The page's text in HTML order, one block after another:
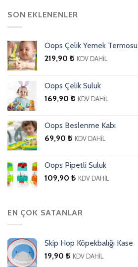
SON EKLENENLER
Oops Çelik Yemek Termosu
219,90 ₺ KDV DAHİL
Oops Çelik Suluk
169,90 ₺ KDV DAHİL
Oops Beslenme Kabı
69,90 ₺ KDV DAHİL
Oops Pipetli Suluk
109,90 ₺ KDV DAHİL
EN ÇOK SATANLAR
Skip Hop Köpekbalığı Kase
19,90 ₺ KDV DAHİL